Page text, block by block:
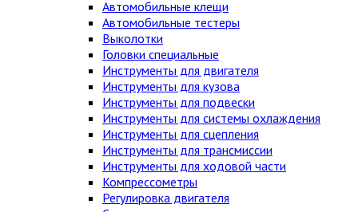
Автомобильные клещи
Автомобильные тестеры
Выколотки
Головки специальные
Инструменты для двигателя
Инструменты для кузова
Инструменты для подвески
Инструменты для системы охлаждения
Инструменты для сцепления
Инструменты для трансмиссии
Инструменты для ходовой части
Компрессометры
Регулировка двигателя